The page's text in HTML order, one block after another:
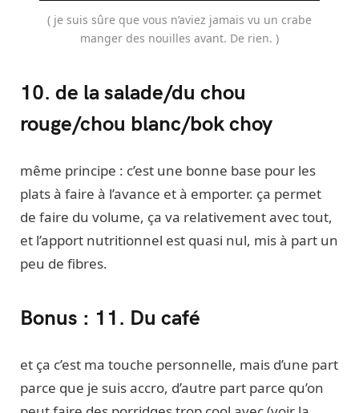
( je suis sûre que vous n’aviez jamais vu un crabe
manger des nouilles avant. De rien. )
10. de la salade/du chou
rouge/chou blanc/bok choy
même principe : c’est une bonne base pour les
plats à faire à l’avance et à emporter. ça permet
de faire du volume, ça va relativement avec tout,
et l’apport nutritionnel est quasi nul, mis à part un
peu de fibres.
Bonus : 11. Du café
et ça c’est ma touche personnelle, mais d’une part
parce que je suis accro, d’autre part parce qu’on